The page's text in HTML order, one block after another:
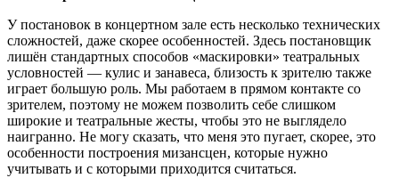
У постановок в концертном зале есть несколько технических
сложностей, даже скорее особенностей. Здесь постановщик
лишён стандартных способов «маскировки» театральных
условностей — кулис и занавеса, близость к зрителю также
играет большую роль. Мы работаем в прямом контакте со
зрителем, поэтому не можем позволить себе слишком
широкие и театральные жесты, чтобы это не выглядело
наигранно. Не могу сказать, что меня это пугает, скорее, это
особенности построения мизансцен, которые нужно
учитывать и с которыми приходится считаться.